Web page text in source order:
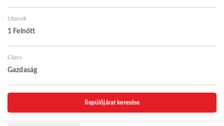
Utasok
1 Felnőtt
Class
Gazdaság
Repülőjárat keresése